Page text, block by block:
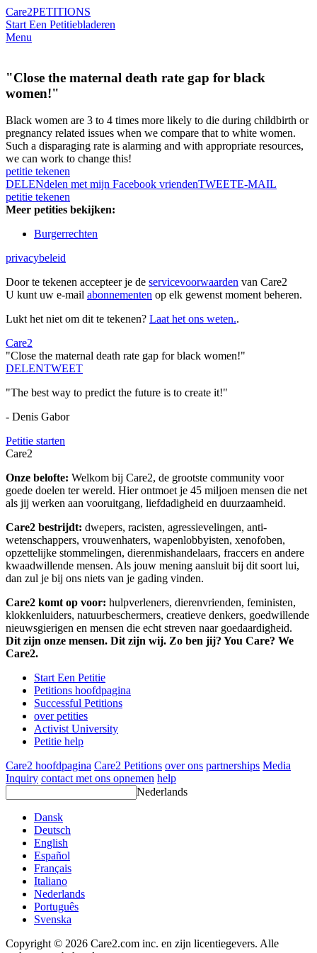
Care2PETITIONS
Start Een Petitiebladeren
Menu
"Close the maternal death rate gap for black
women!"
Black women are 3 to 4 times more likely to die during childbirth or
pregnancy related issues when we compare that to white women.
Such a disparaging rate is alarming and with appropriate resources,
we can work to change this!
petitie tekenen
DELENdelen met mijn Facebook vriendenTWEETE-MAIL
petitie tekenen
Meer petities bekijken:
Burgerrechten
privacybeleid
Door te tekenen accepteer je de servicevoorwaarden van Care2
U kunt uw e-mail abonnementen op elk gewenst moment beheren.
Lukt het niet om dit te tekenen? Laat het ons weten..
Care2
"Close the maternal death rate gap for black women!"
DELENTWEET
"The best way to predict the future is to create it!"
- Denis Gabor
Petitie starten
Care2
Onze belofte: Welkom bij Care2, de grootste community voor
goede doelen ter wereld. Hier ontmoet je 45 miljoen mensen die net
als jij werken aan vooruitgang, liefdadigheid en duurzaamheid.
Care2 bestrijdt: dwepers, racisten, agressievelingen, anti-
wetenschappers, vrouwenhaters, wapenlobbyisten, xenofoben,
opzettelijke stommelingen, dierenmishandelaars, fraccers en andere
kwaadwillende mensen. Als jouw mening aansluit bij dit soort lui,
dan zul je bij ons niets van je gading vinden.
Care2 komt op voor: hulpverleners, dierenvrienden, feministen,
klokkenluiders, natuurbeschermers, creatieve denkers, goedwillende
nieuwsgierigen en mensen die echt streven naar goedaardigheid.
Dit zijn onze mensen. Dit zijn wij. Zo ben jij? You Care? We
Care2.
Start Een Petitie
Petitions hoofdpagina
Successful Petitions
over petities
Activist University
Petitie help
Care2 hoofdpagina Care2 Petitions over ons partnerships Media
Inquiry contact met ons opnemen help
Nederlands
Dansk
Deutsch
English
Español
Français
Italiano
Nederlands
Português
Svenska
Copyright © 2026 Care2.com inc. en zijn licentiegevers. Alle